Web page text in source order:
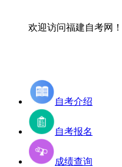
欢迎访问福建自考网！
自考介绍
自考报名
成绩查询